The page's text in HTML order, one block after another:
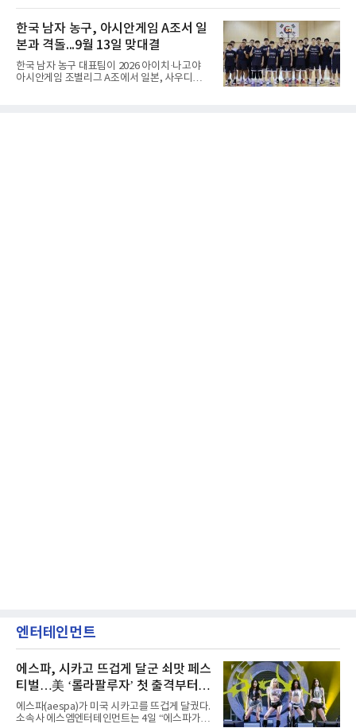
상선(先相先), 선이선(先二先) 등 여러 단계가
우슬체육관에서 열린 대회 남고부 B조 예선 3차
전에서 대전고를 상대로 주전 선수들의 고른 활
약을 앞세워 108-33으로 대승을 거뒀다.용산고
는 배대범이 22점, 김민기가 19점, 이승민이 13
점을 올리며 공격을 이끌었다. 경기 초반부터 주
도권을 잡은 용산고는 일찌감치 승기를 굳히며
대전고에 큰 점수 차 승리를 거뒀다.이로써 용산
한국 남자 농구, 아시안게임 A조서 일
본과 격돌...9월 13일 맞대결
한국 남자 농구 대표팀이 2026 아이치·나고야
아시안게임 조별리그 A조에서 일본, 사우디아라
엔터테인먼트
에스파, 시카고 뜨겁게 달군 쇠맛 페스
티벌…美 ‘롤라팔루자’ 첫 출격부터
증명한 존재감
에스파(aespa)가 미국 시카고를 뜨겁게 달궜다.
소속사 에스엠엔터테인먼트는 4일 “에스파가